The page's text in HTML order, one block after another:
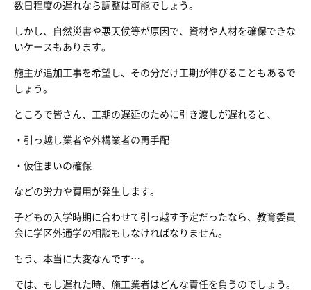
数日程度の遅れなら調整は可能でしょう。
しかし、自然災害や悪天候等が原因で、資材や人材を確保できな
いケースもあります。
施主が追加工事を希望し、その分だけ工期が伸びることもあるで
しょう。
ところで皆さん、工期の遅延のために引き渡しが遅れると、
・引っ越し業者や外構業者の再手配
・仮住まいの確保
などの労力や費用が発生します。
子どもの入学時期に合わせて引っ越す予定だったなら、教育委員
会に学区外通学の相談もしなければなりません。
もう、本当に大変なんです…。
では、もし遅れた時、施工業者はどんな責任を負うのでしょう。